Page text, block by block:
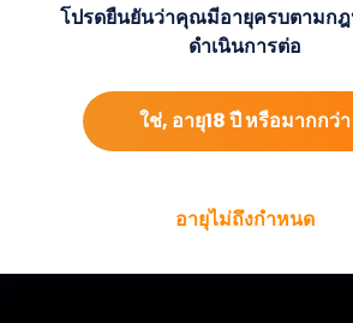
ษณ์ Mystery ใดๆ ที่ปรากฏขึ้นจะยังติดอยู่บ
อจะเปลี่ยนเป็นสัญลักษณ์การจ่ายแบบสุ่ม
การหมุนให้ได้สัญลักษณ์ Scatter ตั้งแต่สาม
ด้วยการซื้อโบนัสในเกมหลักในราคา 100x ข
โปรดยืนยันว่าคุณมีอายุครบตามกฎ
ดำเนินการต่อ
ใช่, อายุ18 ปี หรือมากกว่า
อายุไม่ถึงกำหนด